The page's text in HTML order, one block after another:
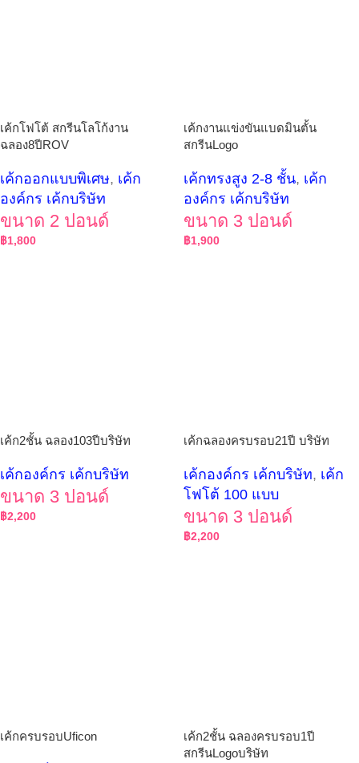
เค้กโฟโต้ สกรีนโลโก้งาน
ฉลอง8ปีROV
เค้กออกแบบพิเศษ, เค้ก
องค์กร เค้กบริษัท
ขนาด 2 ปอนด์
฿1,800
เค้กงานแข่งขันแบดมินตั้น
สกรีนLogo
เค้กทรงสูง 2-8 ชั้น, เค้ก
องค์กร เค้กบริษัท
ขนาด 3 ปอนด์
฿1,900
เค้ก2ชั้น ฉลอง103ปีบริษัท
เค้กองค์กร เค้กบริษัท
ขนาด 3 ปอนด์
฿2,200
เค้กฉลองครบรอบ21ปี บริษัท
เค้กองค์กร เค้กบริษัท, เค้ก
โฟโต้ 100 แบบ
ขนาด 3 ปอนด์
฿2,200
เค้กครบรอบUficon
เค้ก2ชั้น ฉลองครบรอบ1ปี
สกรีนLogoบริษัท